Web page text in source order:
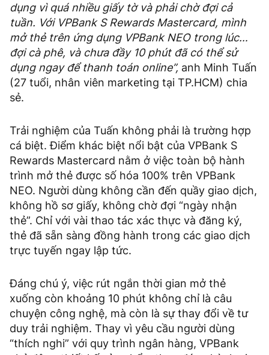
dụng vì quá nhiều giấy tờ và phải chờ đợi cả
tuần. Với VPBank S Rewards Mastercard, mình
mở thẻ trên ứng dụng VPBank NEO trong lúc…
đợi cà phê, và chưa đầy 10 phút đã có thể sử
dụng ngay để thanh toán online”, anh Minh Tuấn
(27 tuổi, nhân viên marketing tại TP.HCM) chia
sẻ.
Trải nghiệm của Tuấn không phải là trường hợp
cá biệt. Điểm khác biệt nổi bật của VPBank S
Rewards Mastercard nằm ở việc toàn bộ hành
trình mở thẻ được số hóa 100% trên VPBank
NEO. Người dùng không cần đến quầy giao dịch,
không hồ sơ giấy, không chờ đợi “ngày nhận
thẻ”. Chỉ với vài thao tác xác thực và đăng ký,
thẻ đã sẵn sàng đồng hành trong các giao dịch
trực tuyến ngay lập tức.
Đáng chú ý, việc rút ngắn thời gian mở thẻ
xuống còn khoảng 10 phút không chỉ là câu
chuyện công nghệ, mà còn là sự thay đổi về tư
duy trải nghiệm. Thay vì yêu cầu người dùng
“thích nghi” với quy trình ngân hàng, VPBank